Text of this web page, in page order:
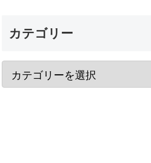
カテゴリー